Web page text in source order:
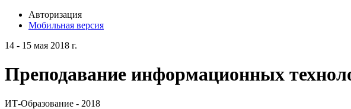
Авторизация
Мобильная версия
14 - 15 мая 2018 г.
Преподавание информационных
ИТ-Образование - 2018